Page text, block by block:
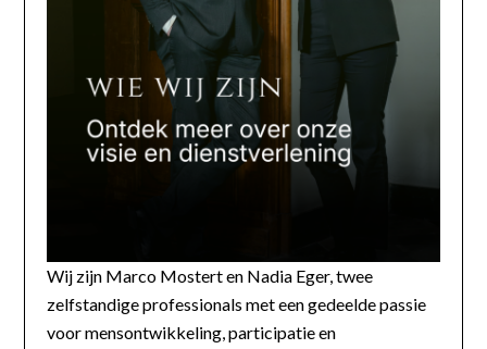
Wij zijn Marco Mostert en Nadia Eger, twee
zelfstandige professionals met een gedeelde passie
voor mensontwikkeling, participatie en